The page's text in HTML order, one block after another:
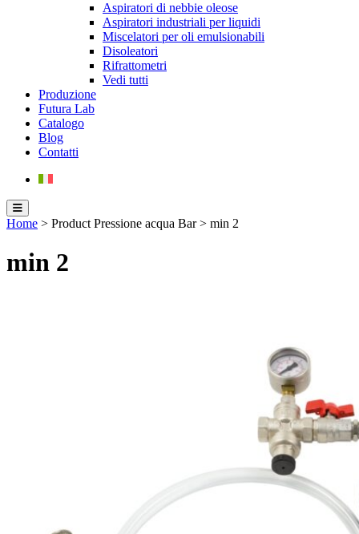
Aspiratori di nebbie oleose
Aspiratori industriali per liquidi
Miscelatori per oli emulsionabili
Disoleatori
Rifrattometri
Vedi tutti
Produzione
Futura Lab
Catalogo
Blog
Contatti
Home > Product Pressione acqua Bar > min 2
min 2